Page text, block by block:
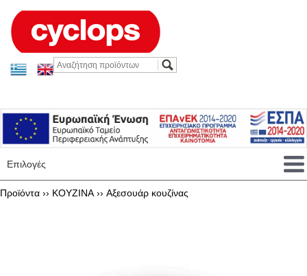
Επιλογές
Προϊόντα ›› KOYZINA›› Αξεσουάρ κουζίνας